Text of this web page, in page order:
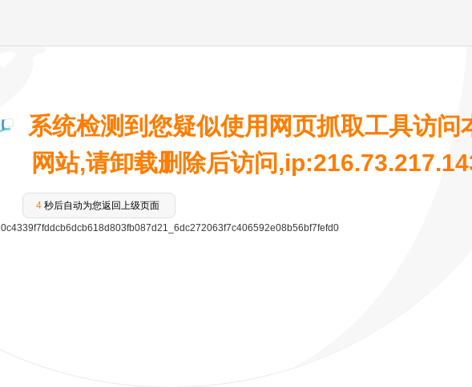
系统检测到您疑似使用网页抓取工具访问
网站,请卸载删除后访问
4 秒后自动为您返回上级页面
0c4339f7fddcb6dcb618d803fb087d21_6dc272063f7c406592e08b56bf7fefd0